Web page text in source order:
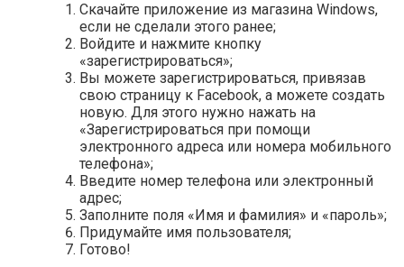
Скачайте приложение из магазина Windows,
если не сделали этого ранее;
Войдите и нажмите кнопку
«зарегистрироваться»;
Вы можете зарегистрироваться, привязав
свою страницу к Facebook, а можете создать
новую. Для этого нужно нажать на
«Зарегистрироваться при помощи
электронного адреса или номера мобильного
телефона»;
Введите номер телефона или электронный
адрес;
Заполните поля «Имя и фамилия» и «пароль»;
Придумайте имя пользователя;
Готово!